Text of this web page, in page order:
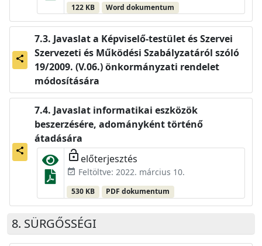
122 KB Word dokumentum
share
Javaslat a Képviselő-testület és Szervei
Szervezeti és Működési Szabályzatáról szóló
19/2009. (V.06.) önkormányzati rendelet
módosítására
share
Javaslat informatikai eszközök
beszerzésére, adományként történő
átadására
lock_open előterjesztés
event_available Feltöltve: 2022. március 10.
530 KB PDF dokumentum
SÜRGŐSSÉGI